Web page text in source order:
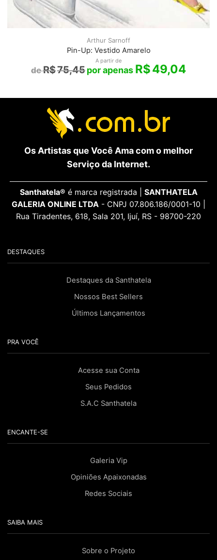
Arthur Sarnoff
Pin-Up: Vestido Amarelo
A partir de
R$75,45 R$49,04
Os Artistas que Você Ama com o melhor
Serviço da Internet.
Santhatela® é marca registrada | SANTHATELA
GALERIA ONLINE LTDA - CNPJ 07.806.186/0001-10 |
Rua Tiradentes, 618, Sala 201, Ijuí, RS - 98700-220
DESTAQUES
Destaques da Santhatela
Nossos Best Sellers
Últimos Lançamentos
PRA VOCÊ
Acesse sua Conta
Seus Pedidos
S.A.C Santhatela
ENCANTE-SE
Galeria Vip
Opiniões Apaixonadas
Redes Sociais
SAIBA MAIS
Sobre o Projeto